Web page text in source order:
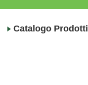
Catalogo Prodotti